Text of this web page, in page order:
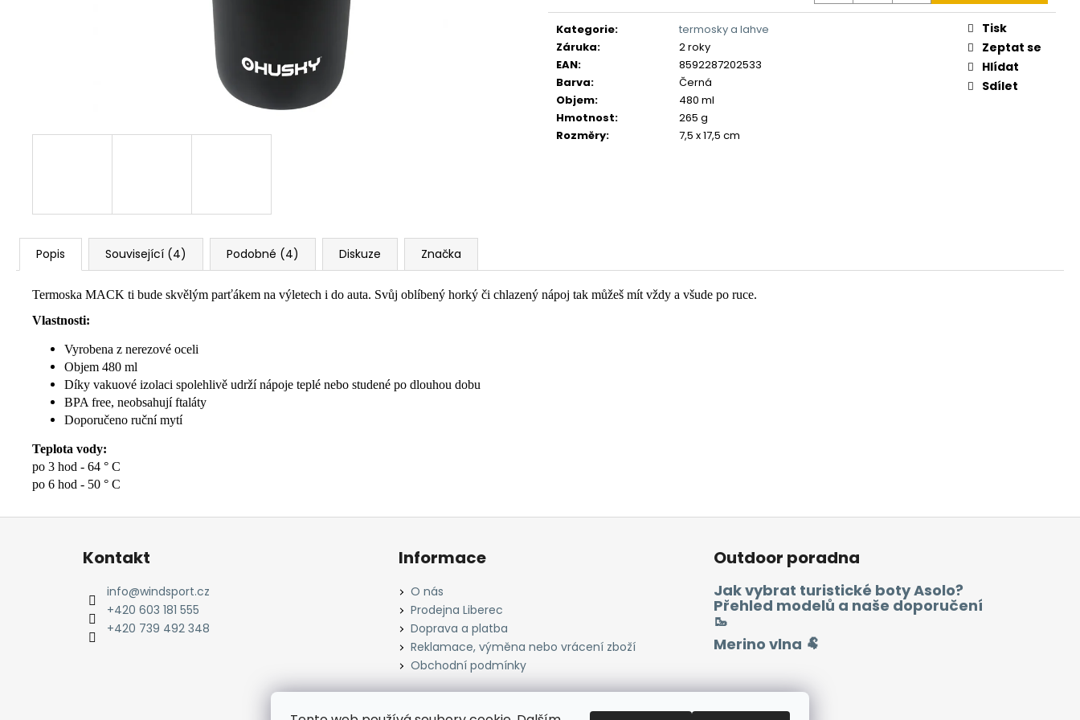
cena:
Kategorie:
termosky a lahve
Záruka:
2 roky
EAN:
8592287202533
Barva:
Černá
Objem:
480 ml
Hmotnost:
265 g
Rozměry: 7,5 x 17,5 cm
Tisk
Zeptat se
Hlídat
Sdílet
Popis Související (4) Podobné (4) Diskuze Značka
Termoska MACK ti bude skvělým parťákem na výletech i do auta. Svůj oblíbený horký či chlazený nápoj tak můžeš mít vždy a všude po ruce.
Vlastnosti:
Vyrobena z nerezové oceli
Objem 480 ml
Díky vakuové izolaci spolehlivě udrží nápoje teplé nebo studené po dlouhou dobu
BPA free, neobsahují ftaláty
Doporučeno ruční mytí
Teplota vody:
po 3 hod - 64 ° C
po 6 hod - 50 ° C
Z
Kontakt
info@windsport.cz
+420 603 181 555
+420 739 492 348
Informace
O nás
Prodejna Liberec
Doprava a platba
Reklamace, výměna nebo vrácení zboží
Obchodní podmínky
Outdoor poradna
Jak vybrat turistické boty Asolo?
Přehled modelů a naše doporučení
🥾
Merino vlna 🐏